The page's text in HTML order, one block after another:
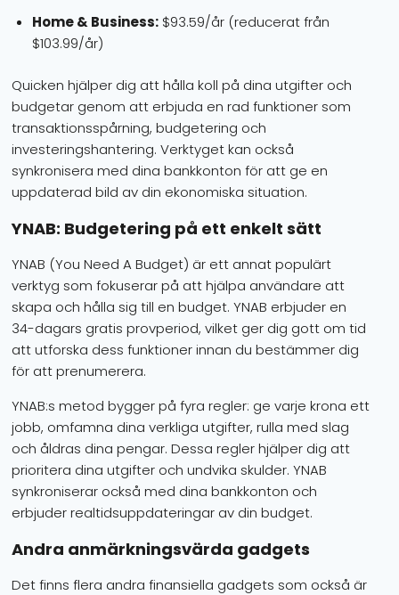
Home & Business:$93.59/år (reducerat från
$103.99/år)
Quicken hjälper dig att hålla koll på dina utgifter och
budgetar genom att erbjuda en rad funktioner som
transaktionsspårning, budgetering och
investeringshantering. Verktyget kan också
synkronisera med dina bankkonton för att ge en
uppdaterad bild av din ekonomiska situation.
YNAB: Budgetering på ett enkelt sätt
YNAB (You Need A Budget) är ett annat populärt
verktyg som fokuserar på att hjälpa användare att
skapa och hålla sig till en budget. YNAB erbjuder en
34-dagars gratis provperiod, vilket ger dig gott om tid
att utforska dess funktioner innan du bestämmer dig
för att prenumerera.
YNAB:s metod bygger på fyra regler: ge varje krona ett
jobb, omfamna dina verkliga utgifter, rulla med slag
och åldras dina pengar. Dessa regler hjälper dig att
prioritera dina utgifter och undvika skulder. YNAB
synkroniserar också med dina bankkonton och
erbjuder realtidsuppdateringar av din budget.
Andra anmärkningsvärda gadgets
Det finns flera andra finansiella gadgets som också är